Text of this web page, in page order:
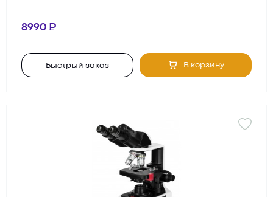
8990
Быстрый заказ В корзину